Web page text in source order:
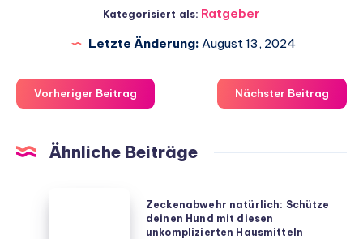
Kategorisiert als: Ratgeber
Letzte Änderung: August 13, 2024
Vorheriger Beitrag Nächster Beitrag
Ähnliche Beiträge
Zeckenabwehr natürlich: Schütze
deinen Hund mit diesen
unkomplizierten Hausmitteln